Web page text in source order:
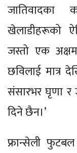
जातिवादका
खेलाडीहरूको
जस्तो एक
छविलाई मात्र
संसारभर घृणा र
दिने छैन।’
फ्रान्सेली